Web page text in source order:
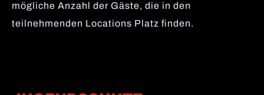
mögliche Anzahl der Gäste, die in den
teilnehmenden Locations Platz finden.